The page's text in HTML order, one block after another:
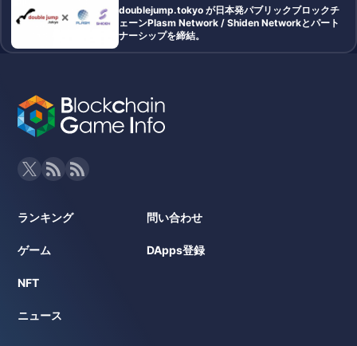
doublejump.tokyo が⽇本発パブリックブロックチ
ェーンPlasm Network / Shiden Networkとパート
ナーシップを締結。
ランキング
ゲーム
NFT
ニュース
問い合わせ
DApps登録